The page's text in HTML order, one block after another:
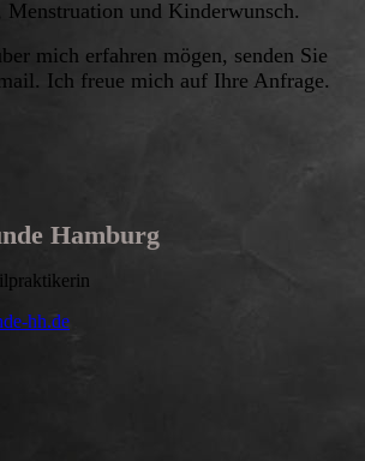
Menstruation und Kinderwunsch.
mich erfahren mögen, senden Sie
Ich freue mich auf Ihre Anfrage.
Hamburg
hh.de